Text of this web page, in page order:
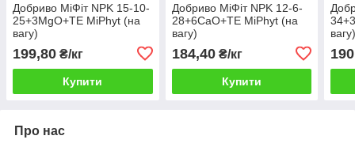
Добриво МіФіт NPK 15-10-
25+3MgO+TE MiPhyt (на
вагу)
199,80 ₴/кг
Купити
Добриво МіФіт NPK 12-6-
28+6СаO+TE MiPhyt (на
вагу)
184,40₴/кг
Купити
Про нас